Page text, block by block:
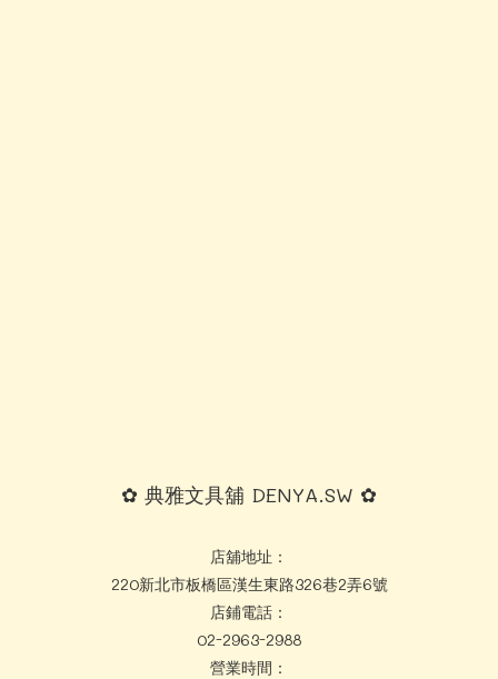
✿ 典雅文具舖 DENYA.SW ✿
店舖地址：
220新北市板橋區漢生東路326巷2弄6號
店鋪電話：
02-2963-2988
營業時間：